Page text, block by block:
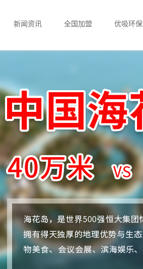
新闻资讯 全国加盟 优吸环保